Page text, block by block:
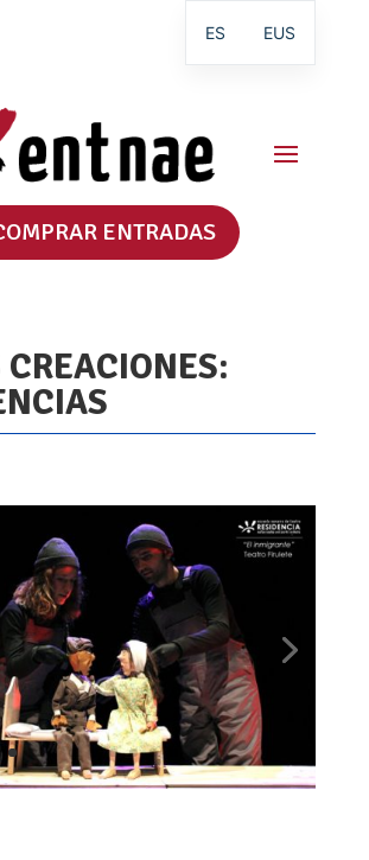
ENTRADAS
CREACIONES:
ES EUS